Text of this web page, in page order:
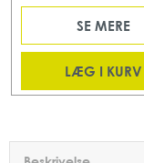
SE MERE
LÆG I KURV